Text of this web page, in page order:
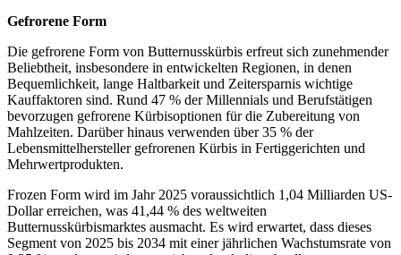
Gefrorene Form
Die gefrorene Form von Butternusskürbis erfreut sich zunehmender
Beliebtheit, insbesondere in entwickelten Regionen, in denen
Bequemlichkeit, lange Haltbarkeit und Zeitersparnis wichtige
Kauffaktoren sind. Rund 47 % der Millennials und Berufstätigen
bevorzugen gefrorene Kürbisoptionen für die Zubereitung von
Mahlzeiten. Darüber hinaus verwenden über 35 % der
Lebensmittelhersteller gefrorenen Kürbis in Fertiggerichten und
Mehrwertprodukten.
Frozen Form wird im Jahr 2025 voraussichtlich 1,04 Milliarden US-
Dollar erreichen, was 41,44 % des weltweiten
Butternusskürbismarktes ausmacht. Es wird erwartet, dass dieses
Segment von 2025 bis 2034 mit einer jährlichen Wachstumsrate von